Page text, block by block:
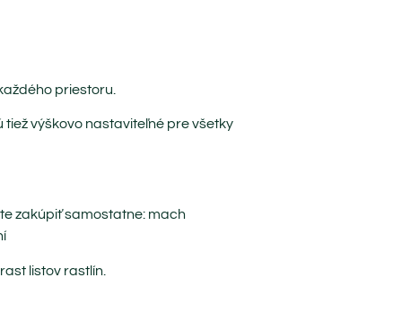
priestoru.
výškovo nastaviteľné pre všetky
zakúpiť samostatne: mach
listov rastlín.